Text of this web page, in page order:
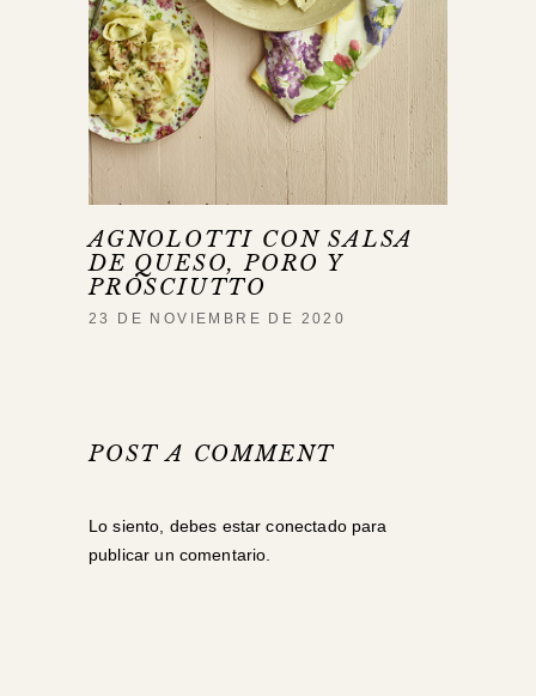
AGNOLOTTI CON SALSA
DE QUESO, PORO Y
PROSCIUTTO
23 DE NOVIEMBRE DE 2020
POST A COMMENT
Lo siento, debes estarconectadopara
publicar un comentario.